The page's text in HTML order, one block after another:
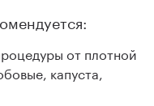
от плотной
капуста,